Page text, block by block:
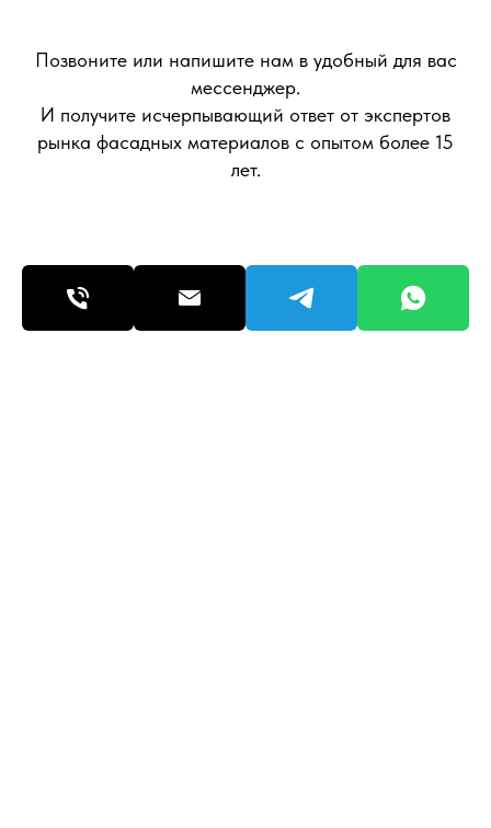
Позвоните или напишите нам в удобный для вас
мессенджер.
И получите исчерпывающий ответ от экспертов
рынка фасадных материалов с опытом более 15
лет.